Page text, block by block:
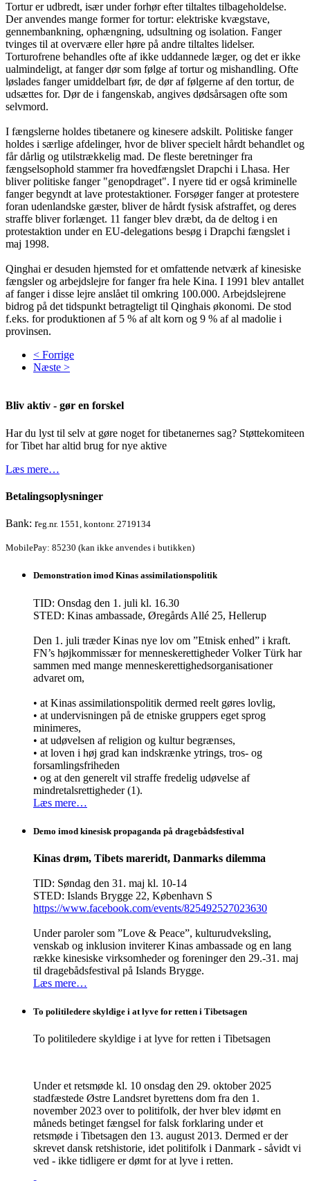
Tortur er udbredt, især under forhør efter tiltaltes tilbageholdelse.
Der anvendes mange former for tortur: elektriske kvægstave,
gennembankning, ophængning, udsultning og isolation. Fanger
tvinges til at overvære eller høre på andre tiltaltes lidelser.
Torturofrene behandles ofte af ikke uddannede læger, og det er ikke
ualmindeligt, at fanger dør som følge af tortur og mishandling. Ofte
løslades fanger umiddelbart før, de dør af følgerne af den tortur, de
udsættes for. Dør de i fangenskab, angives dødsårsagen ofte som
selvmord.
I fængslerne holdes tibetanere og kinesere adskilt. Politiske fanger
holdes i særlige afdelinger, hvor de bliver specielt hårdt behandlet og
får dårlig og utilstrækkelig mad. De fleste beretninger fra
fængselsophold stammer fra hovedfængslet Drapchi i Lhasa. Her
bliver politiske fanger "genopdraget". I nyere tid er også kriminelle
fanger begyndt at lave protestaktioner. Forsøger fanger at protestere
foran udenlandske gæster, bliver de hårdt fysisk afstraffet, og deres
straffe bliver forlænget. 11 fanger blev dræbt, da de deltog i en
protestaktion under en EU-delegations besøg i Drapchi fængslet i
maj 1998.
Qinghai er desuden hjemsted for et omfattende netværk af kinesiske
fængsler og arbejdslejre for fanger fra hele Kina. I 1991 blev antallet
af fanger i disse lejre anslået til omkring 100.000. Arbejdslejrene
bidrog på det tidspunkt betragteligt til Qinghais økonomi. De stod
f.eks. for produktionen af 5 % af alt korn og 9 % af al madolie i
provinsen.
< Forrige
Næste >
Bliv aktiv - gør en forskel
Har du lyst til selv at gøre noget for tibetanernes sag? Støttekomiteen
for Tibet har altid brug for nye aktive
Læs mere…
Betalingsoplysninger
Bank: reg.nr. 1551, kontonr. 2719134
MobilePay: 85230 (kan ikke anvendes i butikken)
Demonstration imod Kinas assimilationspolitik
TID: Onsdag den 1. juli kl. 16.30
STED: Kinas ambassade, Øregårds Allé 25, Hellerup
Den 1. juli træder Kinas nye lov om ”Etnisk enhed” i kraft.
FN’s højkommissær for menneskerettigheder Volker Türk har
sammen med mange menneskerettighedsorganisationer
advaret om,
• at Kinas assimilationspolitik dermed reelt gøres lovlig,
• at undervisningen på de etniske gruppers eget sprog
minimeres,
• at udøvelsen af religion og kultur begrænses,
• at loven i høj grad kan indskrænke ytrings, tros- og
forsamlingsfriheden
• og at den generelt vil straffe fredelig udøvelse af
mindretalsrettigheder (1).
Læs mere…
Demo imod kinesisk propaganda på dragebådsfestival
Kinas drøm, Tibets mareridt, Danmarks dilemma
TID: Søndag den 31. maj kl. 10-14
STED: Islands Brygge 22, København S
https://www.facebook.com/events/825492527023630
Under paroler som ”Love & Peace”, kulturudveksling,
venskab og inklusion inviterer Kinas ambassade og en lang
række kinesiske virksomheder og foreninger den 29.-31. maj
til dragebådsfestival på Islands Brygge.
Læs mere…
To politiledere skyldige i at lyve for retten i Tibetsagen
To politiledere skyldige i at lyve for retten i Tibetsagen
Under et retsmøde kl. 10 onsdag den 29. oktober 2025
stadfæstede Østre Landsret byrettens dom fra den 1.
november 2023 over to politifolk, der hver blev idømt en
måneds betinget fængsel for falsk forklaring under et
retsmøde i Tibetsagen den 13. august 2013. Dermed er der
skrevet dansk retshistorie, idet politifolk i Danmark - såvidt vi
ved - ikke tidligere er dømt for at lyve i retten.